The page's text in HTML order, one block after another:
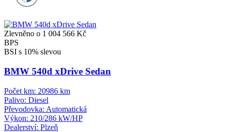
Zlevněno o 1 004 566 Kč
BPS
BSI s 10% slevou
BMW 540d xDrive Sedan
Počet km: 20986 km
Palivo: Diesel
Převodovka: Automatická
Výkon: 210/286 kW/HP
Dealerství: Plzeň